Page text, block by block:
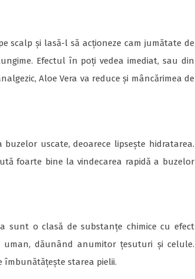
scalp și lasă-l să acționeze cam jumătate de
Efectul în poți vedea imediat, sau din
Aloe Vera va reduce și mâncărimea de
uscate, deoarece lipsește hidratarea.
foarte bine la vindecarea rapidă a buzelor
sunt o clasă de substanțe chimice cu efect
dăunând anumitor țesuturi și celule.
îmbunătățește starea pielii.